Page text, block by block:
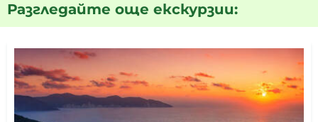
Разгледайте още екскурзии: